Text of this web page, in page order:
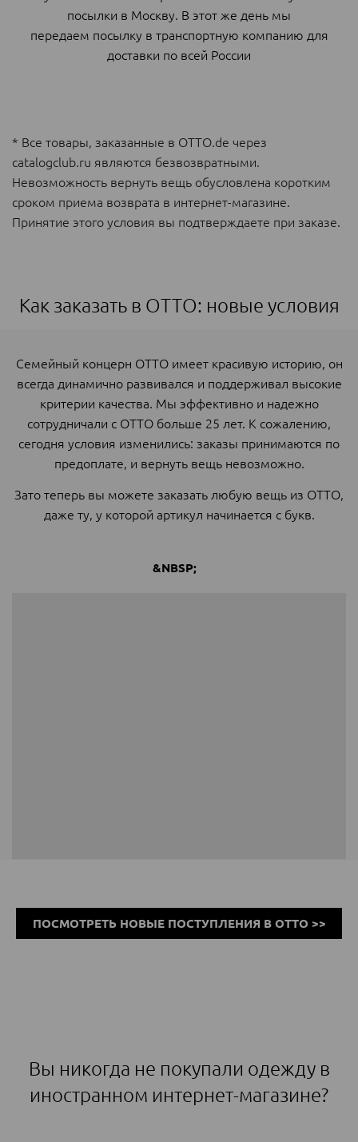
посылки в Москву. В этот же день мы
передаем посылку в транспортную компанию для
доставки по всей России
* Все товары, заказанные в ОТТО.de через
catalogclub.ru являются безвозвратными.
Невозможность вернуть вещь обусловлена коротким
сроком приема возврата в интернет-магазине.
Принятие этого условия вы подтверждаете при заказе.
Как заказать в ОТТО: новые условия
Семейный концерн ОТТО имеет красивую историю, он
всегда динамично развивался и поддерживал высокие
критерии качества. Мы эффективно и надежно
сотрудничали с ОТТО больше 25 лет. К сожалению,
сегодня условия изменились: заказы принимаются по
предоплате, и вернуть вещь невозможно.
Зато теперь вы можете заказать любую вещь из ОТТО,
даже ту, у которой артикул начинается с букв.
&NBSP;
ПОСМОТРЕТЬ НОВЫЕ ПОСТУПЛЕНИЯ В ОТТО >>
Вы никогда не покупали одежду в
иностранном интернет-магазине?